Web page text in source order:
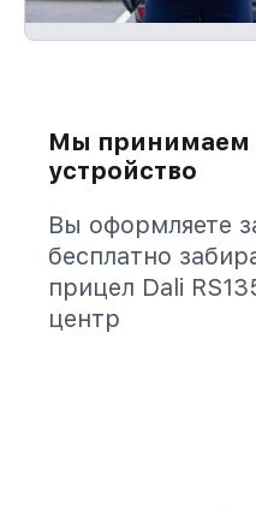
Мы принимаем
устройство
Вы оформляете
бесплатно
прицел Dali
центр